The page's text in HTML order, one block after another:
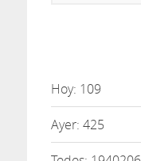
Hoy: 109
Ayer: 425